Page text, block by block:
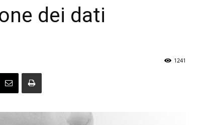
dei dati
1241